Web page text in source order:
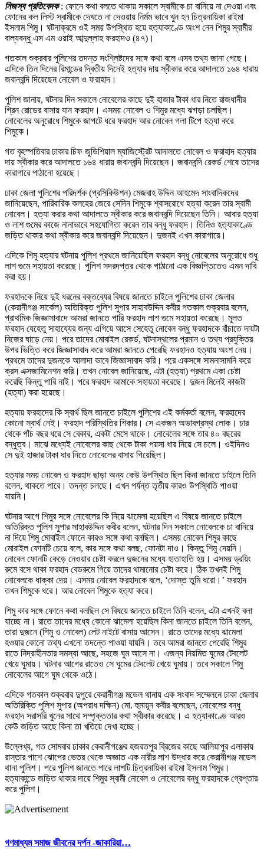
নিজস্ব প্রতিবেদক: ফোনে কথা বলতে থাকায় সকালে স্বামীকে চা বানিয়ে না দেওয়া এবং
ফোনের কল লিস্ট স্বামীকে দেখতে না দেওয়ায় নির্মম ভাবে খুন হন চিত্রনায়িকা রাইমা
ইসলাম শিমু। ঘটনাক্রমে ওই সময় উপস্থিত হয়ে হত্যাকাণ্ডে অংশ নেন শিমুর স্বামীর
বাল্যবন্ধু এস এম ওয়াই আব্দুল্লাহ ফরহাদও (৪৭)।
গতকাল শুক্রবার পুলিশের তদন্ত সংশ্লিষ্টদের সঙ্গে কথা বলে এসব তথ্য জানা গেছে।
এদিকে তিন দিনের রিমান্ডের দ্বিতীয় দিনেই হত্যার দায় স্বীকার করে আদালতে ১৬৪ ধারায়
জবানবন্দি দিয়েছেন নোবেল ও ফরাহাদ।
পুলিশ জানায়, ঘটনার দিন সকালে নোবেলের কাছে দুই হাজার টাকা ধার নিতে রাজধানীর
গ্রিন রোডের বাসায় যান ফরহাদ। এসময় নোবেল ও শিমুর মধ্যে ঝগড়া চলছিল।
নোবেলের অনুরোধে শিমুকে জাপটে ধরে ফরহাদ আর নোবেল গলা টিপে হত্যা করে
শিমুকে।
গত বৃহস্পতিবার ঢাকার চিফ জুডিশিয়াল ম্যাজিস্ট্রেট আদালতে নোবেল ও ফরাহাদ হত্যার
দায় স্বীকার করে আদালতে ১৬৪ ধারায় জবানবন্দি দিয়েছেন। জবানবন্দি রেকর্ড শেষে তাদের
কারাগারে পাঠানো হয়েছে।
ঢাকা জেলা পুলিশের পরিদর্শক (প্রসিকিউশন) মেজবাহ উদ্দিন আহমেদ সাংবাদিকদের
জানিয়েছেন, পারিবারিক কলহের জেরে সেদিন শিমুকে শ্বাসরোধে হত্যা করেন তার স্বামী
নোবেল। হত্যা করার কথা আদালতে স্বীকার করে জবানবন্দি দিয়েছেন তিনি। আবার হত্যা
ও লাশ গুমের কাজে নানাভাবে সহযোগিতা করেন তার বন্ধু ফরহাদ। তিনিও হত্যাকাণ্ডে
জড়িত থাকার কথা স্বীকার করে জবানবন্দি দিয়েছেন। দুজনই এখন কারাগারে।
এদিকে শিমু হত্যার ঘটনায় পুলিশ প্রথমে জানিয়েছিল ফরহাদ বন্ধু নোবেলের অনুরোধে শুধু
লাশ গুমে সহায়তা করেছে। পুলিশ সদরদপ্তর থেকে পাঠানো এক বিজ্ঞপ্তিতেও এমন দাবি
করা হয়।
ফরহাদকে নিয়ে দুই ধরনের বক্তব্যের বিষয়ে জানতে চাইলে পুলিশের ঢাকা জেলার
(কেরানীগঞ্জ সার্কেল) অতিরিক্ত পুলিশ সুপার সাহাবউদ্দিন কবীর গতকাল শুক্রবার বলেন,
প্রাথমিক জিজ্ঞাসাবাদে আমরা জানতে পারি ফরহাদ লাশ গুমে সহায়তা করেছে। মূলত
ফরহাদ যেহেতু সাহায্যের জন্য এগিয়ে আসে সেহেতু নোবেল বন্ধু ফরহাদকে বাঁচাতে দায়টা
নিজের ঘাড়ে নেয়। পরে তাদের মোবাইল রেকর্ড, ঘটনাস্থলের প্রমান ও তথ্য প্রযুক্তির
উপর ভিত্তি করে জিজ্ঞাসাবাদ করে আমরা জানতে পেরেছি ফরহাদও হত্যায় অংশ নেয়।
প্রথমে তাদের দুজনকে আলাদা ভাবে জিজ্ঞাসাবাদ করি। পরে একসঙ্গে সামনাসামনি করে
ক্রস এক্সজামিনেশন করি। তখন নোবেল জানিয়েছে, এটা (হত্যা) প্রথমে একা চেষ্টা
করেছি কিন্তু পারি নাই। পরে ফরহাদ আমাকে সহায়তা করেছে। দুজন মিলেই কাজটা
(হত্যা) করা হয়েছে।
হত্যায় ফরহাদের কি স্বার্থ ছিল জানতে চাইলে পুলিশের এই কর্মকর্তা বলেন, ফরহাদের
কোনো স্বার্থ নেই। ফরহাদ পরিস্থিতির শিকার। সে একজন অভাবগ্রস্থ লোক। চার
থেকে পাঁচ বছর ধরে সে বেকার, একটা মেসে থাকে। নোবেলের সঙ্গে তার ৪০ বছরের
বন্ধুত্ব। মাঝে মধ্যেই নোবেলের কাছ থেকে টাকা পয়সা ধার নিয়ে সে চলে। ওইদিনও
সে দুই হাজার টাকা ধার নিতে নোবেলের বাসায় গিয়েছিল।
হত্যার সময় নোবেল ও ফরহাদ ছাড়া অন্য কেউ উপস্থিত ছিল কিনা জানতে চাইলে তিনি
বলেন, থাকতে পারে। তদন্ত চলছে। এখন পর্যন্ত তৃতীয় কারও উপস্থিতি পাওয়া
যায়নি।
ঘটনার আগে শিমুর সঙ্গে নোবেলের কি নিয়ে ঝামেলা হয়েছিল এ বিষয়ে জানতে চাইলে
অতিরিক্ত পুলিশ সুপার সাহাবউদ্দিন কবীর বলেন, ঘটনার দিন সকালে নোবেলকে চা বানিয়ে
না দিয়ে শিমু মোবাইল ফোনে কারও সঙ্গে কথা বলছিল। এসময় নোবেল শিমুর কাছে
মোবাইল ফোনটি চেয়ে বলে, কার সঙ্গে কথা বলছ, ফোনটা দাও। কিন্তু শিমু দেয়নি।
নোবেল ফোনটি কেড়ে নেওয়ার চেষ্টা করলে দুজনের মধ্যে হাতাহাতি হয়। এসময় ড্রয়িং
রুমে বসে থাকা ফরহাদ বেডরুমে গিয়ে তাদের থামানোর চেষ্টা করে। ঠিক তখনই শিমু
নোবেলকে ধাক্কা দেয়। এসময় নোবেল ফরহাদকে বলে, ‘দোস্ত তুমি ধরো।’ ফরহাদ
তখন শিমুকে ধরে। আর নোবেল শিমুকে হত্যা করে।
শিমু কার সঙ্গে ফোনে কথা বলছিল সে বিষয়ে জানতে চাইলে তিনি বলেন, এটা এখনই বলা
যাচ্ছে না। রাতে তাদের মধ্যে কোনো ঝামেলা হয়েছিল কিনা জানতে চাইলে তিনি বলেন,
তারা দুজনে (শিমু ও নোবেল) লেট নাইটে বাসায় আসেন। রাতে তাদের মধ্যে ঝামেলা
হওয়ার কোনো তথ্য এখনো তদন্তে পাওয়া যায়নি। তবে আমরা জানতে পেরেছি শিমুর
রাতে নিদ্রাহীনতার সমস্যা আছে, সহজে ঘুম আসে না। এজন্য নিয়মিত ঘুমের টেবলেট
খেয়ে ঘুমায়। ঘটনার আগের রাতেও সে ঘুমের টেবলেট খেয়ে ঘুমায়। তবে সকালে শিমু
নোবেলের আগে ঘুম থেকে ওঠে।
এদিকে গতকাল শুক্রবার দুপুরে কেরানীগঞ্জ মডেল থানায় এক সংবাদ সম্মেলনে ঢাকা জেলার
অতিরিক্তি পুলিশ সুপার (অপরাধ দক্ষিন) মো. হুমায়ূন কবীর বলেছেন, নোবেলের বন্ধু
ফরহাদ সরাসরি খুনের সাথে সম্পৃক্ততার কথা স্বীকার করেছে। এ হত্যাকাণ্ডে আরও
কেউ জড়িত আছে কিনা তা খতিয়ে দেখা হচ্ছে।
উল্লেখ্য, গত সোমবার ঢাকার কেরানীগঞ্জের হজরতপুর ব্রিজের কাছে আলিয়াপুর এলাকায়
রাস্তার পাশে ঝোপের ভেতর থেকে অজ্ঞাত এক নারীর লাশ উদ্ধার করে কেরানীগঞ্জ মডেল
থানা পুলিশ। পরে পুলিশ জানতে পারে লাশটি চিত্রনায়িকা রাইমা ইসলাম শিমুর।
হত্যাকান্ডে জড়িত থাকার দায়ে শিমুর স্বামী নোবেল ও নোবেলের বন্ধু ফরহাদকে গ্রেপ্তার
করে পুলিশ।
গণমাধ্যম সমাজ জীবনের দর্পন -জাকারিয়া…